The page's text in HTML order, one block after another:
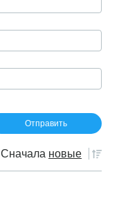
Сначала новые